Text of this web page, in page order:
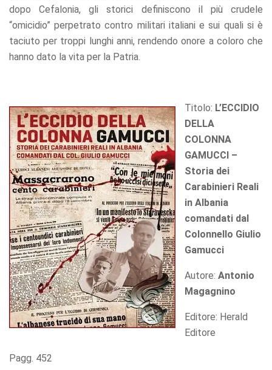
dopo Cefalonia, gli storici definiscono il più crudele
“omicidio” perpetrato contro militari italiani e sui quali si è
taciuto per troppi lunghi anni, rendendo onore a coloro che
hanno dato la vita per la Patria.
Titolo: L’ECCIDIO
DELLA
COLONNA
GAMUCCI –
Storia dei
Carabinieri Reali
in Albania
comandati dal
Colonnello Giulio
Gamucci
Autore: Antonio
Magagnino
Editore: Herald
Editore
Pagg. 452